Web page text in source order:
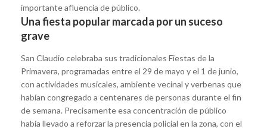
importante afluencia de público.
Una fiesta popular marcada por un suceso
grave
San Claudio celebraba sus tradicionales Fiestas de la
Primavera, programadas entre el 29 de mayo y el 1 de junio,
con actividades musicales, ambiente vecinal y verbenas que
habían congregado a centenares de personas durante el fin
de semana. Precisamente esa concentración de público
había llevado a reforzar la presencia policial en la zona, con el